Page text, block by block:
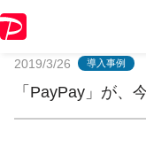
2019/3/26 導入事例
「PayPay」が、